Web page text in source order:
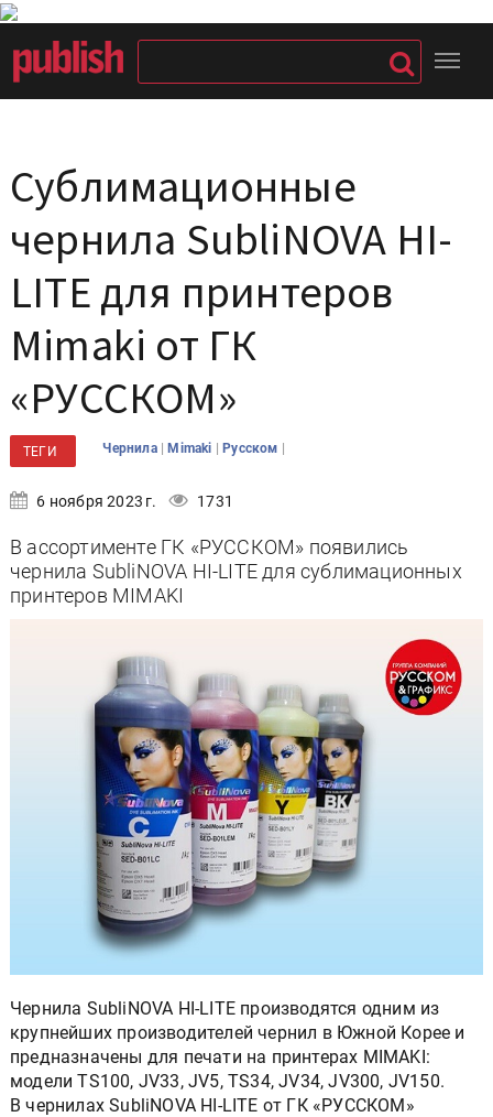
Сублимационные
чернила SubliNOVA HI-
LITE для принтеров
Mimaki от ГК
«РУССКОМ»
ТЕГИ Чернила |Mimaki |Русском |
6 ноября 2023 г. 1731
В ассортименте ГК «РУССКОМ» появились
чернила SubliNOVA HI-LITE для сублимационных
принтеров MIMAKI
Чернила SubliNOVA HI-LITE производятся одним из
крупнейших производителей чернил в Южной Корее и
предназначены для печати на принтерах MIMAKI:
модели TS100, JV33, JV5, TS34, JV34, JV300, JV150.
В чернилах SubliNOVA HI-LITE от ГК «РУССКОМ»